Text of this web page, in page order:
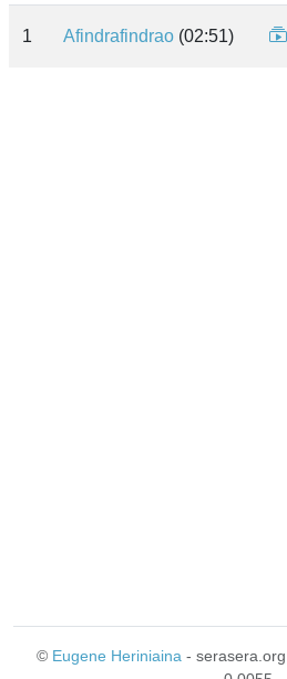
1 Afindrafindrao (02:51)
© Eugene Heriniaina -